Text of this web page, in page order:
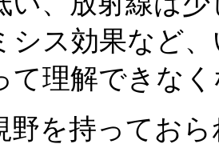
シス効果など
て理解できな
野を持ってお